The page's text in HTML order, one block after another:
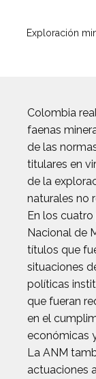
Exploración
Colombia
faenas
de las
titulares en
de la
naturales no
En los
Nacional de
títulos que
situaciones
políticas
que fueran
en el
económicas
La ANM
actuaciones